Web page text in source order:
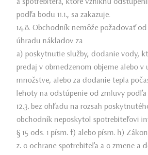
a spotrebiteľa, ktoré vzniknú
podľa bodu 11.1., sa zakazuje.
14.8. Obchodník nemôže požadovať
úhradu nákladov za
a) poskytnutie služby, dodanie vody,
predaj v obmedzenom objeme alebo v
množstve, alebo za dodanie tepla
lehoty na odstúpenie od zmluvy podľa
12.3. bez ohľadu na rozsah
obchodník neposkytol spotrebiteľovi
§ 15 ods. 1 písm. f) alebo písm. h)
z. o ochrane spotrebiteľa a o zmene a